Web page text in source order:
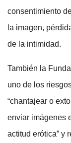
consentimiento
la imagen,
de la intimidad.
También la
uno de los
“chantajear o
enviar imágenes
actitud erótica” y